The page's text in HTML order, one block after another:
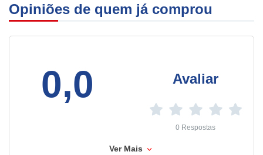
Opiniões de quem já comprou
0,0 Avaliar
0 Respostas
Ver Mais